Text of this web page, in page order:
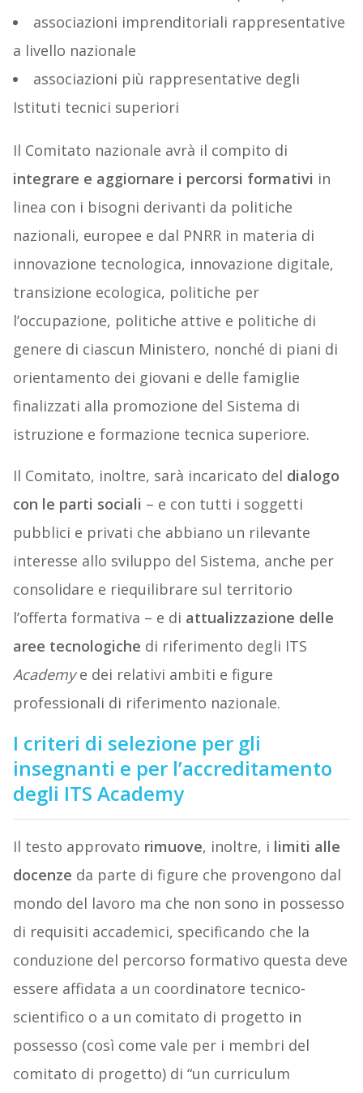
associazioni imprenditoriali rappresentative
a livello nazionale
associazioni più rappresentative degli
Istituti tecnici superiori
Il Comitato nazionale avrà il compito di
integrare e aggiornare i percorsi formativi in
linea con i bisogni derivanti da politiche
nazionali, europee e dal PNRR in materia di
innovazione tecnologica, innovazione digitale,
transizione ecologica, politiche per
l’occupazione, politiche attive e politiche di
genere di ciascun Ministero, nonché di piani di
orientamento dei giovani e delle famiglie
finalizzati alla promozione del Sistema di
istruzione e formazione tecnica superiore.
Il Comitato, inoltre, sarà incaricato del dialogo
con le parti sociali – e con tutti i soggetti
pubblici e privati che abbiano un rilevante
interesse allo sviluppo del Sistema, anche per
consolidare e riequilibrare sul territorio
l’offerta formativa – e di attualizzazione delle
aree tecnologiche di riferimento degli ITS
Academye dei relativi ambiti e figure
professionali di riferimento nazionale.
I criteri di selezione per gli
insegnanti e per l’accreditamento
degli ITS Academy
Il testo approvato rimuove, inoltre, i limiti alle
docenze da parte di figure che provengono dal
mondo del lavoro ma che non sono in possesso
di requisiti accademici, specificando che la
conduzione del percorso formativo questa deve
essere affidata a un coordinatore tecnico-
scientifico o a un comitato di progetto in
possesso (così come vale per i membri del
comitato di progetto) di “un curriculum